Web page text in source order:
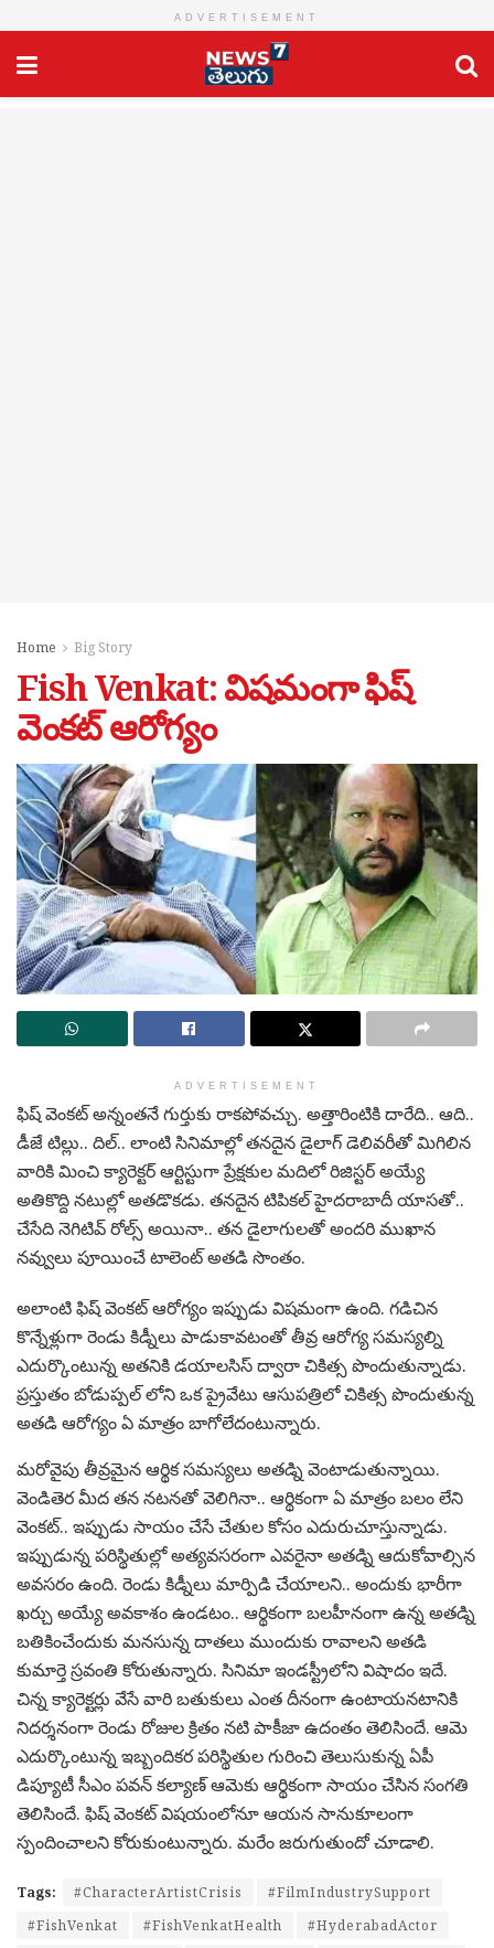
ADVERTISEMENT
Home Big Story
Fish Venkat: విషమంగా ఫిష్
వెంకట్ ఆరోగ్యం
ADVERTISEMENT
ఫిష్ వెంకట్ అన్నంతనే గుర్తుకు రాకపోవచ్చు. అత్తారింటికి దారేది.. ఆది..
డీజే టిల్లు.. దిల్.. లాంటి సినిమాల్లో తనదైన డైలాగ్ డెలివరీతో మిగిలిన
వారికి మించి క్యారెక్టర్ ఆర్టిస్టుగా ప్రేక్షకుల మదిలో రిజిస్టర్ అయ్యే
అతికొద్ది నటుల్లో అతడొకడు. తనదైన టిపికల్ హైదరాబాదీ యాసతో..
చేసేది నెగిటివ్ రోల్స్ అయినా.. తన డైలాగులతో అందరి ముఖాన
నవ్వులు పూయించే టాలెంట్ అతడి సొంతం.
అలాంటి ఫిష్ వెంకట్ ఆరోగ్యం ఇప్పుడు విషమంగా ఉంది. గడిచిన
కొన్నేళ్లుగా రెండు కిడ్నీలు పాడుకావటంతో తీవ్ర ఆరోగ్య సమస్యల్ని
ఎదుర్కొంటున్న అతనికి డయాలసిస్ ద్వారా చికిత్స పొందుతున్నాడు.
ప్రస్తుతం బోడుప్పల్ లోని ఒక ప్రైవేటు ఆసుపత్రిలో చికిత్స పొందుతున్న
అతడి ఆరోగ్యం ఏ మాత్రం బాగోలేదంటున్నారు.
మరోవైపు తీవ్రమైన ఆర్థిక సమస్యలు అతడ్ని వెంటాడుతున్నాయి.
వెండితెర మీద తన నటనతో వెలిగినా.. ఆర్థికంగా ఏ మాత్రం బలం లేని
వెంకట్.. ఇప్పుడు సాయం చేసే చేతుల కోసం ఎదురుచూస్తున్నాడు.
ఇప్పుడున్న పరిస్థితుల్లో అత్యవసరంగా ఎవరైనా అతడ్ని ఆదుకోవాల్సిన
అవసరం ఉంది. రెండు కిడ్నీలు మార్పిడి చేయాలని.. అందుకు భారీగా
ఖర్చు అయ్యే అవకాశం ఉండటం.. ఆర్థికంగా బలహీనంగా ఉన్న అతడ్ని
బతికించేందుకు మనసున్న దాతలు ముందుకు రావాలని అతడి
కుమార్తె స్రవంతి కోరుతున్నారు. సినిమా ఇండస్ట్రీలోని విషాదం ఇదే.
చిన్న క్యారెక్టర్లు వేసే వారి బతుకులు ఎంత దీనంగా ఉంటాయనటానికి
నిదర్శనంగా రెండు రోజుల క్రితం నటి పాకీజా ఉదంతం తెలిసిందే. ఆమె
ఎదుర్కొంటున్న ఇబ్బందికర పరిస్థితుల గురించి తెలుసుకున్న ఏపీ
డిప్యూటీ సీఎం పవన్ కల్యాణ్ ఆమెకు ఆర్థికంగా సాయం చేసిన సంగతి
తెలిసిందే. ఫిష్ వెంకట్ విషయంలోనూ ఆయన సానుకూలంగా
స్పందించాలని కోరుకుంటున్నారు. మరేం జరుగుతుందో చూడాలి.
Tags: #CharacterArtistCrisis
#FilmIndustrySupport
#FishVenkat
#FishVenkatHealth
#HyderabadActor